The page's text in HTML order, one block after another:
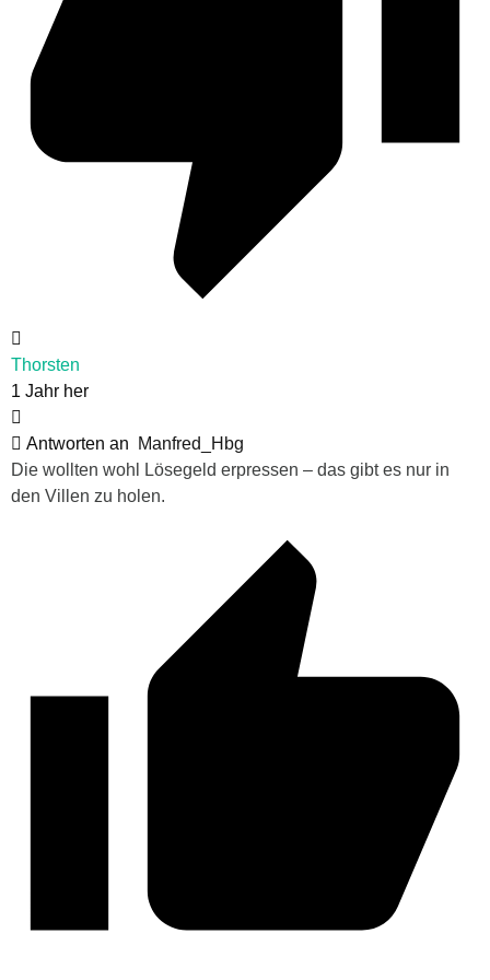
Thorsten
1 Jahr her
Antworten an
Manfred_Hbg
Die wollten wohl Lösegeld erpressen – das gibt es nur in
den Villen zu holen.